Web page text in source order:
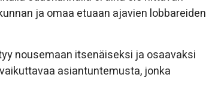
ja omaa etuaan ajavien lobbareiden
nousemaan itsenäiseksi ja osaavaksi
asiantuntemusta, jonka